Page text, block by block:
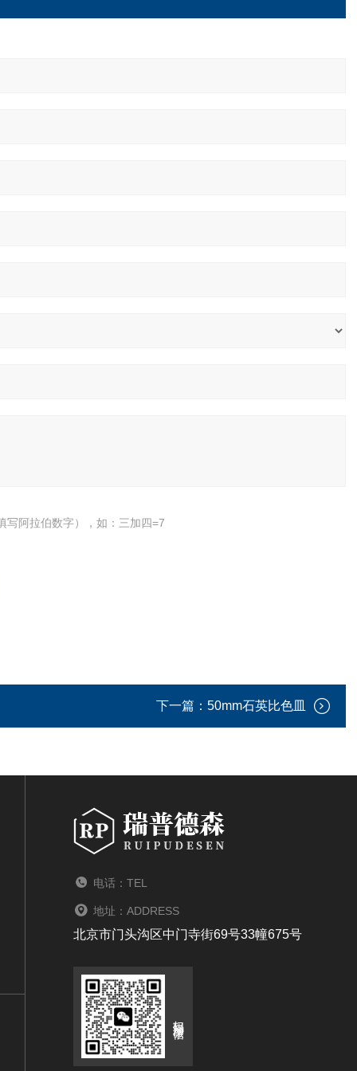
写阿拉伯数字），如：三加四=7
下一篇： 50mm石英比色皿
电话：TEL
地址：ADDRESS
北京市门头沟区中门寺街69号33幢675号